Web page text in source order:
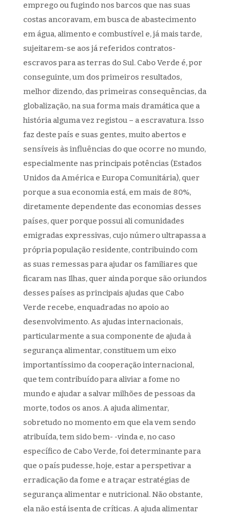
emprego ou fugindo nos barcos que nas suas
costas ancoravam, em busca de abastecimento
em água, alimento e combustível e, já mais tarde,
sujeitarem-se aos já referidos contratos-
escravos para as terras do Sul. Cabo Verde é, por
conseguinte, um dos primeiros resultados,
melhor dizendo, das primeiras consequências, da
globalização, na sua forma mais dramática que a
história alguma vez registou – a escravatura. Isso
faz deste país e suas gentes, muito abertos e
sensíveis às influências do que ocorre no mundo,
especialmente nas principais potências (Estados
Unidos da América e Europa Comunitária), quer
porque a sua economia está, em mais de 80%,
diretamente dependente das economias desses
países, quer porque possui ali comunidades
emigradas expressivas, cujo número ultrapassa a
própria população residente, contribuindo com
as suas remessas para ajudar os familiares que
ficaram nas Ilhas, quer ainda porque são oriundos
desses países as principais ajudas que Cabo
Verde recebe, enquadradas no apoio ao
desenvolvimento. As ajudas internacionais,
particularmente a sua componente de ajuda à
segurança alimentar, constituem um eixo
importantíssimo da cooperação internacional,
que tem contribuído para aliviar a fome no
mundo e ajudar a salvar milhões de pessoas da
morte, todos os anos. A ajuda alimentar,
sobretudo no momento em que ela vem sendo
atribuída, tem sido bem- -vinda e, no caso
específico de Cabo Verde, foi determinante para
que o país pudesse, hoje, estar a perspetivar a
erradicação da fome e a traçar estratégias de
segurança alimentar e nutricional. Não obstante,
ela não está isenta de críticas. A ajuda alimentar